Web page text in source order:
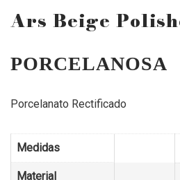
Ars Beige
PORCELANOSA
Porcelanato Rectificado
Medidas
Material